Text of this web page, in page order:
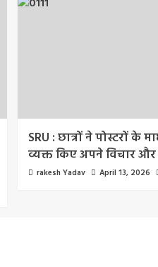
SRU : छात्रों ने पोस्टरों के
व्यक्त किए अपने विचार
rakesh Yadav April 13, 2026